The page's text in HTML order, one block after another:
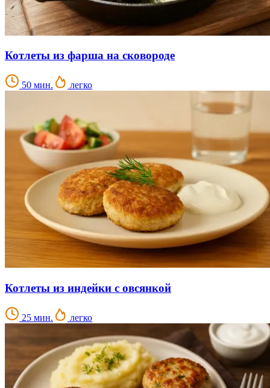
Котлеты из фарша на сковороде
50 мин. легко
Котлеты из индейки с овсянкой
25 мин. легко